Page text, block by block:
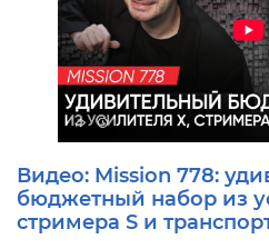
Видео: Mission 778:
бюджетный набор из
стримера S и